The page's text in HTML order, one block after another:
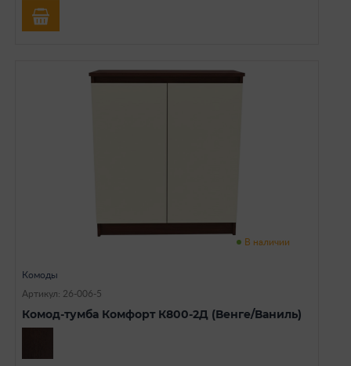
В наличии
Комоды
Артикул: 26-006-5
Комод-тумба Комфорт К800-2Д (Венге/Ваниль)